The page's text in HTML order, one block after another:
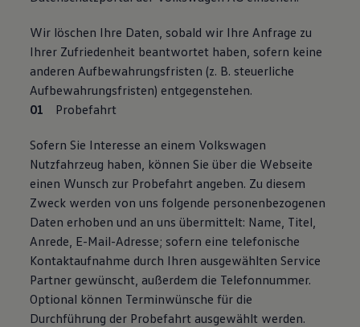
Wir löschen Ihre Daten, sobald wir Ihre Anfrage zu
Ihrer Zufriedenheit beantwortet haben, sofern keine
anderen Aufbewahrungsfristen (z. B. steuerliche
Aufbewahrungsfristen) entgegenstehen.
Probefahrt
Sofern Sie Interesse an einem Volkswagen
Nutzfahrzeug haben, können Sie über die Webseite
einen Wunsch zur Probefahrt angeben. Zu diesem
Zweck werden von uns folgende personenbezogenen
Daten erhoben und an uns übermittelt: Name, Titel,
Anrede, E-Mail-Adresse; sofern eine telefonische
Kontaktaufnahme durch Ihren ausgewählten Service
Partner gewünscht, außerdem die Telefonnummer.
Optional können Terminwünsche für die
Durchführung der Probefahrt ausgewählt werden.